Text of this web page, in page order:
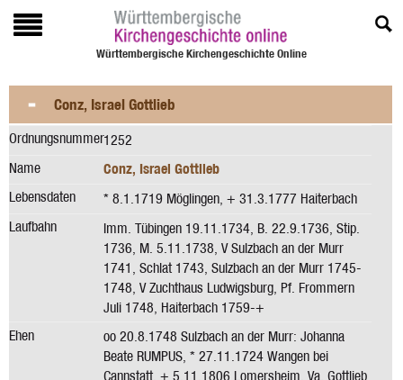
Württembergische Kirchengeschichte Online
Conz, Israel Gottlieb
Ordnungsnummer1252
Name
Conz, Israel Gottlieb
Lebensdaten
* 8.1.1719 Möglingen, + 31.3.1777 Haiterbach
Laufbahn
Imm. Tübingen 19.11.1734, B. 22.9.1736, Stip.
1736, M. 5.11.1738, V Sulzbach an der Murr
1741, Schlat 1743, Sulzbach an der Murr 1745-
1748, V Zuchthaus Ludwigsburg, Pf. Frommern
Juli 1748, Haiterbach 1759-+
Ehen
oo 20.8.1748 Sulzbach an der Murr: Johanna
Beate RUMPUS, * 27.11.1724 Wangen bei
Cannstatt, + 5.11.1806 Lomersheim, Va. Gottlieb